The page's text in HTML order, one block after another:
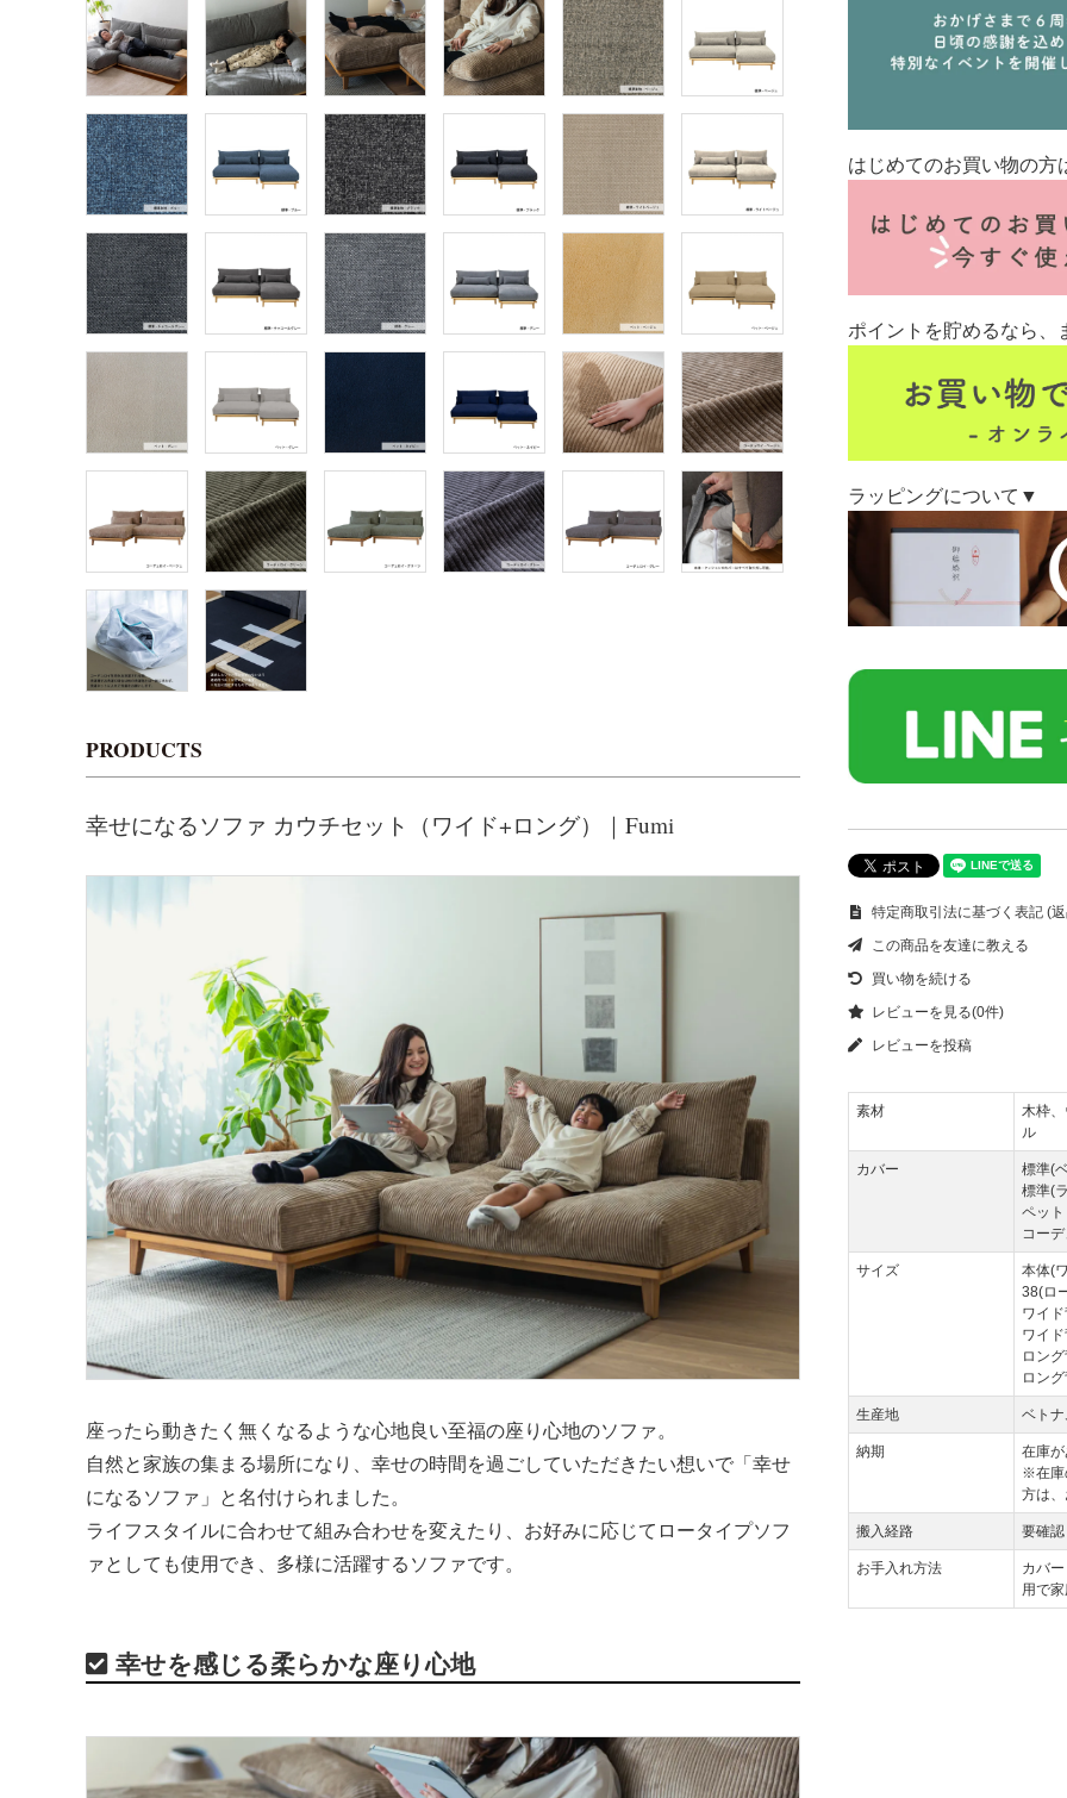
PRODUCTS
幸せになるソファ カウチセット（ワイド+ロング）｜Fumi
座ったら動きたく無くなるような心地良い至福の座り心地のソファ。
自然と家族の集まる場所になり、幸せの時間を過ごしていただきたい想いで「幸せ
になるソファ」と名付けられました。
ライフスタイルに合わせて組み合わせを変えたり、お好みに応じてロータイプソフ
ァとしても使用でき、多様に活躍するソファです。
幸せを感じる柔らかな座り心地
はじめてのお買い物の
ポイントを貯めるなら
ラッピングについて▼
特定商取引法に基づく表記 (
この商品を友達に教える
買い物を続ける
レビューを見る(0件)
レビューを投稿
素材
木枠
ル
カバー
標準(
標準(
ペッ
コー
サイズ
本体(
38(ロ
ワイ
ワイ
ロン
ロン
生産地 ベト
納期
在庫
※在庫
方は
搬入経路 要確
お手入れ方法
カバ
用で